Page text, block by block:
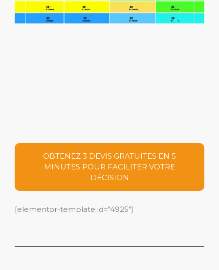
OBTENEZ 3 DEVIS GRATUITES EN 5
MINUTES POUR FACILITER VOTRE
DÉCISION
[elementor-template id="4925"]